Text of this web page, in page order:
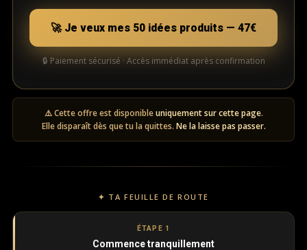
🚀 Je veux mes 50 idées produits — 47€
🔒 Paiement sécurisé · Accès immédiat après confirmation
⚠️ Cette offre est disponibleuniquement sur cette page.
Elle disparaît dès que tu la quittes. Ne la laisse pas passer.
✦ TA FEUILLE DE ROUTE
ÉTAPE 1
Commence tranquillement